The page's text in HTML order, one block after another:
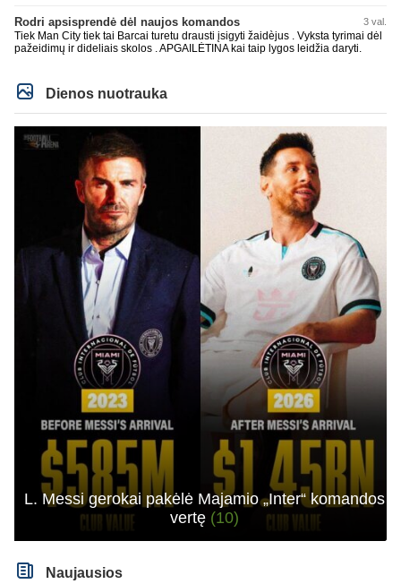
Rodri apsisprendė dėl naujos komandos 3 val.
Tiek Man City tiek tai Barcai turetu drausti įsigyti žaidèjus . Vyksta tyrimai dėl
pažeidimų ir dideliais skolos . APGAILĖTINA kai taip lygos leidžia daryti.
Dienos nuotrauka
L. Messi gerokai pakėlė Majamio „Inter“ komandos
vertę (10)
Naujausios